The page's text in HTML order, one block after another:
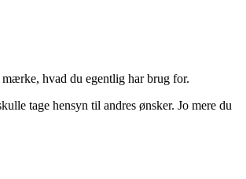
hvad du egentlig har brug for.
tage hensyn til andres ønsker. Jo mere du